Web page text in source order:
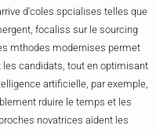
d’coles spcialises telles que
focaliss sur le sourcing
mthodes modernises permet
candidats, tout en optimisant
artificielle, par exemple,
rduire le temps et les
novatrices aident les